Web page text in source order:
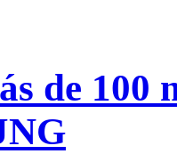
de 100